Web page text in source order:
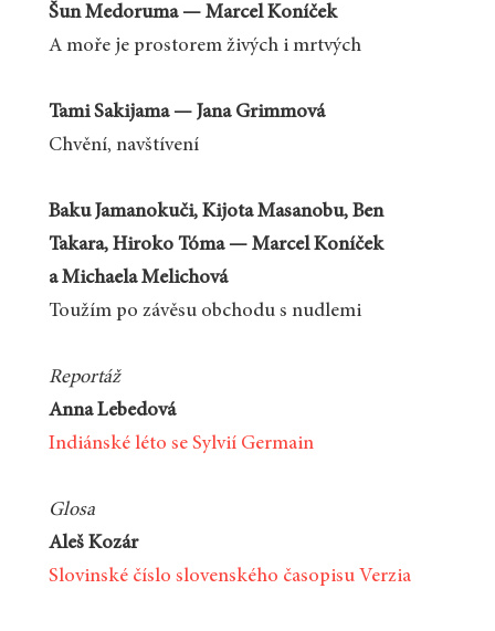
Šun Medoruma — Marcel Koníček
A moře je prostorem živých i mrtvých
Tami Sakijama — Jana Grimmová
Chvění, navštívení
Baku Jamanokuči, Kijota Masanobu, Ben
Takara, Hiroko Tóma — Marcel Koníček
a Michaela Melichová
Toužím po závěsu obchodu s nudlemi
Reportáž
Anna Lebedová
Indiánské léto se Sylvií Germain
Glosa
Aleš Kozár
Slovinské číslo slovenského časopisu Verzia